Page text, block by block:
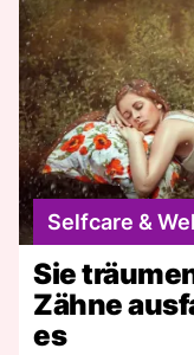
Selfcare &
Sie
Zähne ausfallen?
es